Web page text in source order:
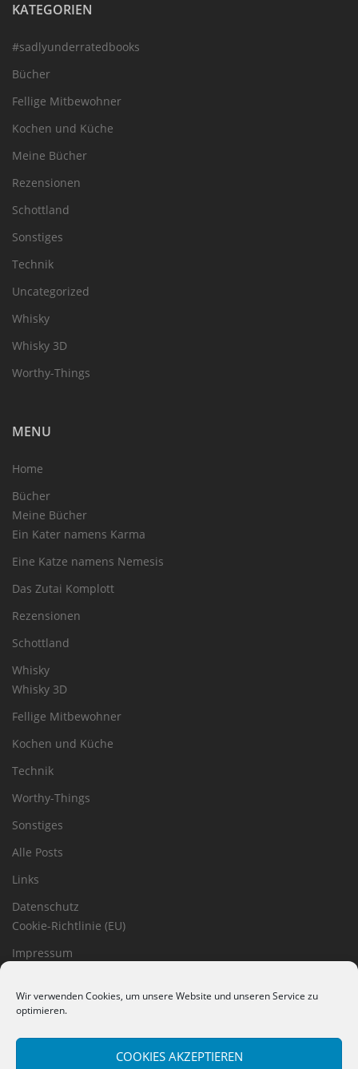
Wir verwenden Cookies, um unsere Website und unseren Service zu
optimieren.
COOKIES AKZEPTIEREN
KATEGORIEN
#sadlyunderratedbooks
Bücher
Fellige Mitbewohner
Kochen und Küche
Meine Bücher
Rezensionen
Schottland
Sonstiges
Technik
Uncategorized
Whisky
Whisky 3D
Worthy-Things
MENU
Home
Bücher
Meine Bücher
Ein Kater namens Karma
Eine Katze namens Nemesis
Das Zutai Komplott
Rezensionen
Schottland
Whisky
Whisky 3D
Fellige Mitbewohner
Kochen und Küche
Technik
Worthy-Things
Sonstiges
Alle Posts
Links
Datenschutz
Cookie-Richtlinie (EU)
Impressum